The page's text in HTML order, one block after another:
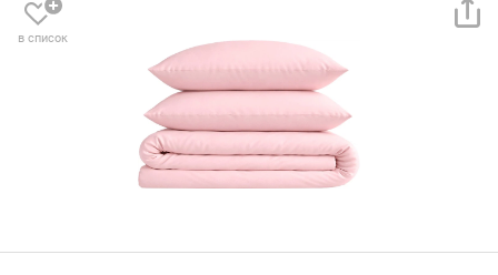
в список